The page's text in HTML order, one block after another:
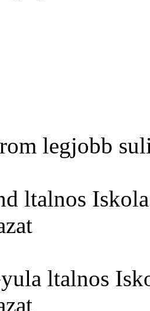
legjobb
ltalnos
ltalnos